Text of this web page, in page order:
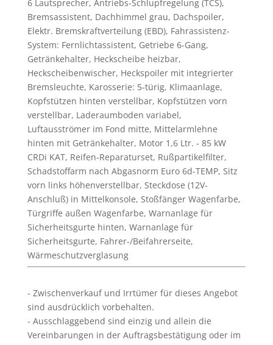
6 Lautsprecher, Antriebs-Schlupfregelung (TCS),
Bremsassistent, Dachhimmel grau, Dachspoiler,
Elektr. Bremskraftverteilung (EBD), Fahrassistenz-
System: Fernlichtassistent, Getriebe 6-Gang,
Getränkehalter, Heckscheibe heizbar,
Heckscheibenwischer, Heckspoiler mit integrierter
Bremsleuchte, Karosserie: 5-türig, Klimaanlage,
Kopfstützen hinten verstellbar, Kopfstützen vorn
verstellbar, Laderaumboden variabel,
Luftausströmer im Fond mitte, Mittelarmlehne
hinten mit Getränkehalter, Motor 1,6 Ltr. - 85 kW
CRDi KAT, Reifen-Reparaturset, Rußpartikelfilter,
Schadstoffarm nach Abgasnorm Euro 6d-TEMP, Sitz
vorn links höhenverstellbar, Steckdose (12V-
Anschluß) in Mittelkonsole, Stoßfänger Wagenfarbe,
Türgriffe außen Wagenfarbe, Warnanlage für
Sicherheitsgurte hinten, Warnanlage für
Sicherheitsgurte, Fahrer-/Beifahrerseite,
Wärmeschutzverglasung
Zwischenverkauf und Irrtümer für dieses Angebot
sind ausdrücklich vorbehalten.
Ausschlaggebend sind einzig und allein die
Vereinbarungen in der Auftragsbestätigung oder im